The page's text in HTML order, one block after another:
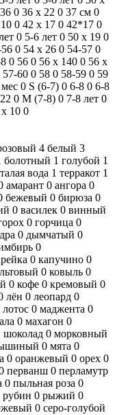
36 0 36 x 22 0 37 см 0
0 42 x 17 0 42*17 0
0 5-6 лет 0 50 x 19 0
0 54 х 26 0 54-57 0
0 56 0 56 х 140 0 56 х
57-60 0 58 0 58-59 0 59
0 S (6-7) 0 6-8 0 6-8
0 M (7-8) 0 7-8 лет 0
10 0
4 белый 3
болотный 1 голубой 1
талая вода 1 терракот 1
амарант 0 ангора 0
бежевый 0 бирюза 0
0 василек 0 винный
0 горчица 0
0 дымчатый 0
0
0 капучино 0
0 ковыль 0
0 кофе 0 кремовый 0
лён 0 леопард 0
лотос 0 маджента 0
0 махагон 0
0 морковный
0 мята 0
0 оранжевый 0 орех 0
перванш 0 перламутр
0 пыльная роза 0
рубин 0 рыжий 0
0 серо-голубой